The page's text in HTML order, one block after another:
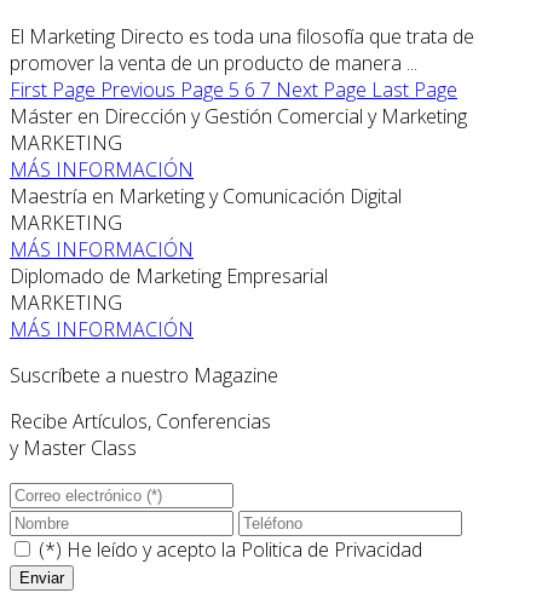
El Marketing Directo es toda una filosofía que trata de
promover la venta de un producto de manera ...
First Page Previous Page 5 6 7 Next Page Last Page
Máster en Dirección y Gestión Comercial y Marketing
MARKETING
MÁS INFORMACIÓN
Maestría en Marketing y Comunicación Digital
MARKETING
MÁS INFORMACIÓN
Diplomado de Marketing Empresarial
MARKETING
MÁS INFORMACIÓN
Suscríbete a nuestro Magazine
Recibe Artículos, Conferencias
y Master Class
(*) He leído y acepto la Politica de Privacidad